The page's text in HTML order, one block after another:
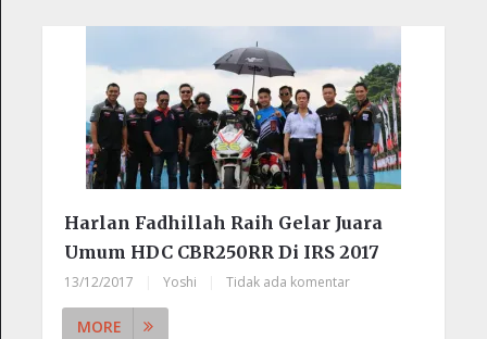
Harlan Fadhillah Raih Gelar Juara
Umum HDC CBR250RR Di IRS 2017
13/12/2017 Yoshi Tidak ada komentar
MORE